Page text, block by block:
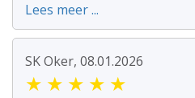
Lees meer ...
SK Oker, 08.01.2026
★ ★ ★ ★ ★